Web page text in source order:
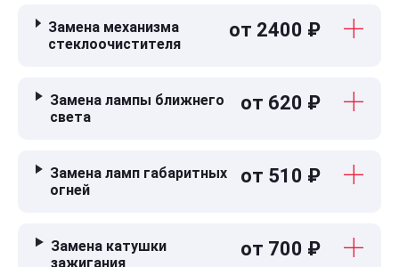
Замена механизма
стеклоочистителя
от 2400 ₽
Замена лампы ближнего
света
от 620 ₽
Замена ламп габаритных
огней
от 510 ₽
Замена катушки
зажигания
от 700 ₽